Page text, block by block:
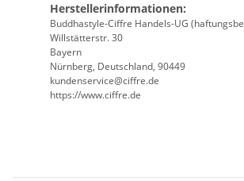
Herstellerinformationen:
Buddhastyle-Ciffre Handels-UG
Willstätterstr. 30
Bayern
Nürnberg, Deutschland, 90449
kundenservice@ciffre.de
https://www.ciffre.de